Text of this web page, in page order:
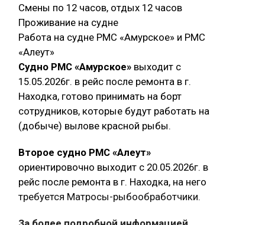
Смены по 12 часов, отдых 12 часов
Проживание на судне
Работа на судне РМС «Амурское» и РМС
«Алеут»
Судно РМС «Амурское» выходит с
15.05.2026г. в рейс после ремонта в г.
Находка, готово принимать на борт
сотрудников, которые будут работать на
(добыче) вылове красной рыбы.
Второе судно РМС «Алеут»
ориентировочно выходит с 20.05.2026г. в
рейс после ремонта в г. Находка, на него
требуется Матросы-рыбообработчики.